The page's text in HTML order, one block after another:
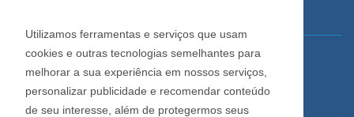
Utilizamos ferramentas e serviços que usam
cookies e outras tecnologias semelhantes para
melhorar a sua experiência em nossos serviços,
personalizar publicidade e recomendar conteúdo
de seu interesse, além de protegermos seus
Imobiliária Cadore
Rua Os Dezoito do Forte, 1622, Centro
Caxias do Sul - Rio Grande do Sul